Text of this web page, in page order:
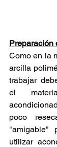
Preparación
Como en la
arcilla
trabajar
el
poco
"amigable"
utilizar